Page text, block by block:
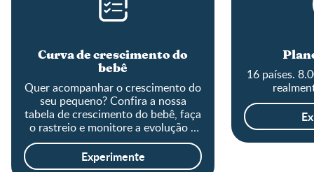
Curva de crescimento do
bebê
Quer acompanhar o crescimento do
seu pequeno? Confira a nossa
tabela de crescimento do bebê, faça
o rastreio e monitore a evolução o
tamanho do baby!
Experimente
16 países.